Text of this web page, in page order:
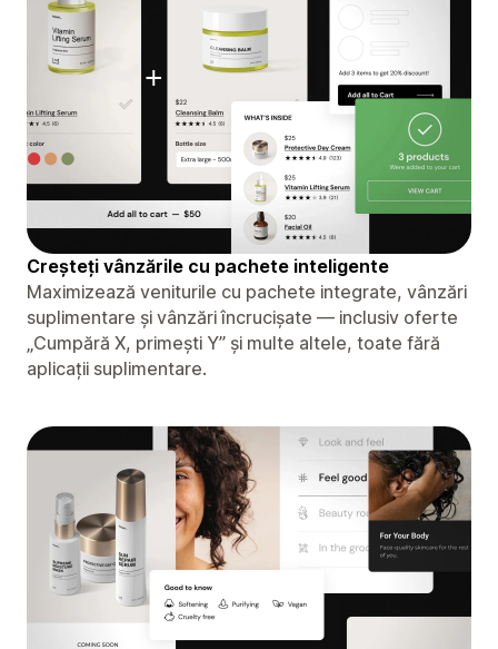
Creșteți vânzările cu pachete inteligente
Maximizează veniturile cu pachete integrate, vânzări
suplimentare și vânzări încrucișate — inclusiv oferte
„Cumpără X, primești Y” și multe altele, toate fără
aplicații suplimentare.